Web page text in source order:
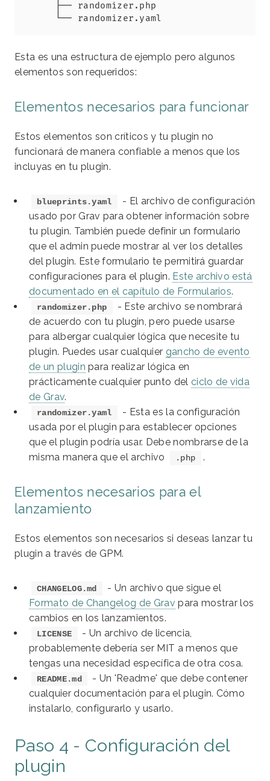
├── randomizer.php
└── randomizer.yaml
Esta es una estructura de ejemplo pero algunos
elementos son requeridos:
Elementos necesarios para funcionar
Estos elementos son críticos y tu plugin no
funcionará de manera confiable a menos que los
incluyas en tu plugin.
blueprints.yaml
- El archivo de configuración
usado por Grav para obtener información sobre
tu plugin. También puede definir un formulario
que el admin puede mostrar al ver los detalles
del plugin. Este formulario te permitirá guardar
configuraciones para el plugin. Este archivo está
documentado en el capítulo de Formularios.
randomizer.php
- Este archivo se nombrará
de acuerdo con tu plugin, pero puede usarse
para albergar cualquier lógica que necesite tu
plugin. Puedes usar cualquier gancho de evento
de un plugin para realizar lógica en
prácticamente cualquier punto del ciclo de vida
de Grav.
randomizer.yaml
- Esta es la configuración
usada por el plugin para establecer opciones
que el plugin podría usar. Debe nombrarse de la
misma manera que el archivo
.php .
Elementos necesarios para el
lanzamiento
Estos elementos son necesarios si deseas lanzar tu
plugin a través de GPM.
CHANGELOG.md
- Un archivo que sigue el
Formato de Changelog de Grav para mostrar los
cambios en los lanzamientos.
LICENSE
- Un archivo de licencia,
probablemente debería ser MIT a menos que
tengas una necesidad específica de otra cosa.
README.md
- Un 'Readme' que debe contener
cualquier documentación para el plugin. Cómo
instalarlo, configurarlo y usarlo.
Paso 4 - Configuración del
plugin